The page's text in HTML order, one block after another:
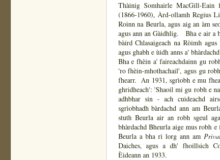
Thàinig Somhairle MacGill-Eain
(1866-1960), Àrd-ollamh Regius
Roinn na Beurla, agus aig an àm
agus ann an Gàidhlig. Bha e air a
bàird Chlasaigeach na Ròimh
agus ghabh e ùidh anns a'
Bha e fhèin a' faireachdainn gu
'ro fhèin-mhothachail', agus gu
fhearr. An 1931, sgrìobh e mu
ghridheach': 'Shaoil mi gu robh e
adhbhar sin - ach cuideachd
sgrìobhadh bàrdachd ann am
stuth Beurla air an robh sgeul
bhàrdachd Bheurla aige mus robh
Beurla a bha ri lorg ann am
Daiches, agus a dh' fhoillsich
Èideann an 1933.